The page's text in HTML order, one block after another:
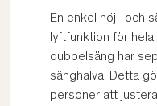
En enkel höj- och
lyftfunktion för hela
dubbelsäng har
sänghalva. Detta
personer att